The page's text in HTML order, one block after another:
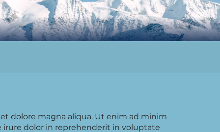
dolore magna aliqua. Ut enim ad minim
irure dolor in reprehenderit in voluptate